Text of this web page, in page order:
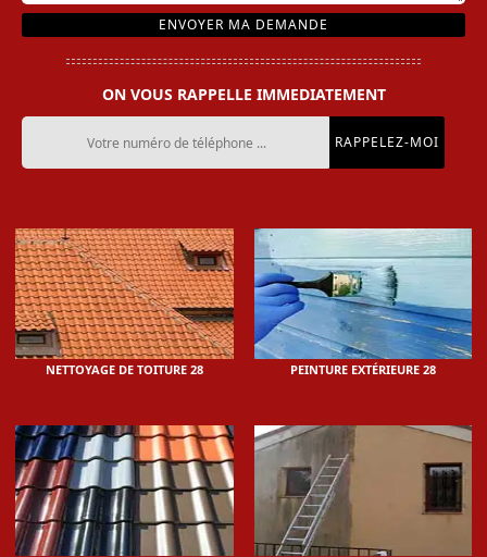
ON VOUS RAPPELLE IMMEDIATEMENT
NETTOYAGE DE TOITURE 28 PEINTURE EXTÉRIEURE 28